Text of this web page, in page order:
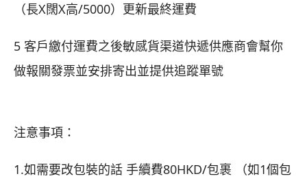
（長X闊X高/5000）更新最終運費
5 客戶繳付運費之後敏感貨渠道快遞供應商會幫你
做報關發票並安排寄出並提供追蹤單號
注意事項：
1.如需要改包裝的話 手續費80HKD/包裹 （如1個包